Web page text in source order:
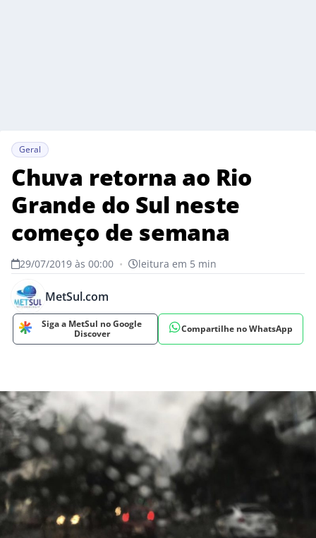
Geral
Chuva retorna ao Rio
Grande do Sul neste
começo de semana
29/07/2019 às 00:00 • leitura em 5 min
MetSul.com
Siga a MetSul no Google
Discover
Compartilhe no WhatsApp